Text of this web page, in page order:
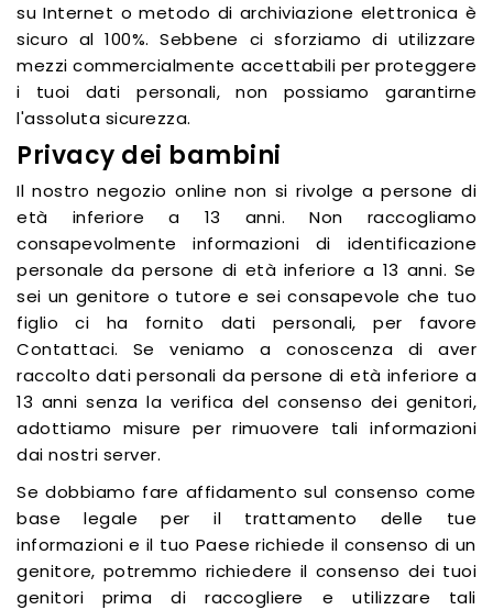
su Internet o metodo di archiviazione elettronica è
sicuro al 100%. Sebbene ci sforziamo di utilizzare
mezzi commercialmente accettabili per proteggere
i tuoi dati personali, non possiamo garantirne
l'assoluta sicurezza.
Privacy dei bambini
Il nostro negozio online non si rivolge a persone di
età inferiore a 13 anni. Non raccogliamo
consapevolmente informazioni di identificazione
personale da persone di età inferiore a 13 anni. Se
sei un genitore o tutore e sei consapevole che tuo
figlio ci ha fornito dati personali, per favore
Contattaci. Se veniamo a conoscenza di aver
raccolto dati personali da persone di età inferiore a
13 anni senza la verifica del consenso dei genitori,
adottiamo misure per rimuovere tali informazioni
dai nostri server.
Se dobbiamo fare affidamento sul consenso come
base legale per il trattamento delle tue
informazioni e il tuo Paese richiede il consenso di un
genitore, potremmo richiedere il consenso dei tuoi
genitori prima di raccogliere e utilizzare tali